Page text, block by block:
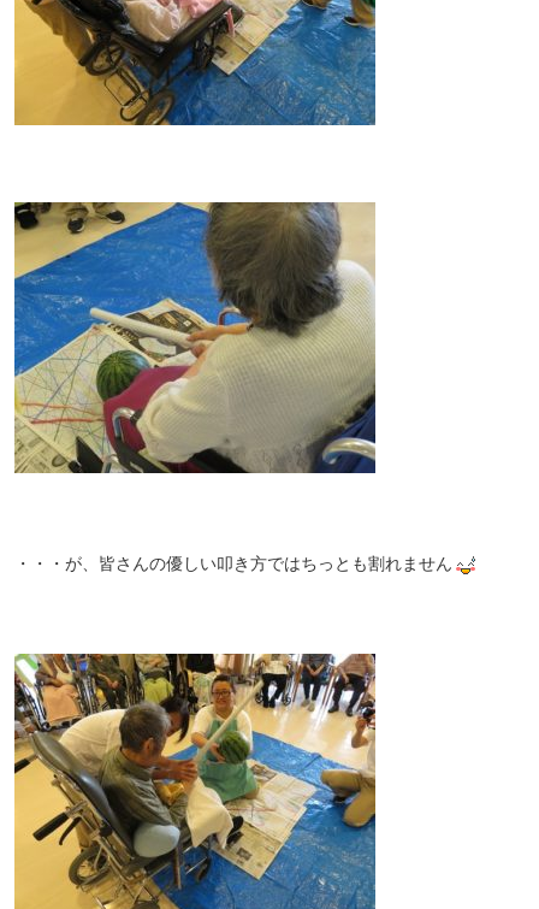
・・・が、皆さんの優しい叩き方ではちっとも割れません